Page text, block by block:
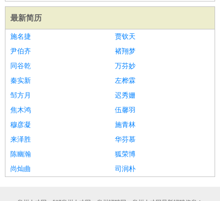
最新简历
施名捷
贾钦天
尹伯齐
褚翔梦
同谷乾
万芬妙
秦实新
左桦霖
邹方月
迟秀姗
焦木鸿
伍馨羽
穆彦凝
施青林
来泽胜
华芬慕
陈幽瀚
狐荣博
尚灿曲
司润朴